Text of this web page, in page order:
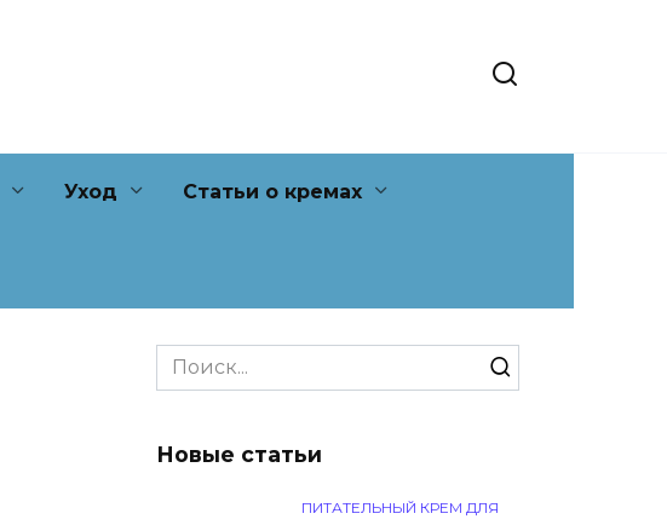
Уход Статьи о кремах
Search
for:
Новые статьи
ПИТАТЕЛЬНЫЙ КРЕМ ДЛЯ